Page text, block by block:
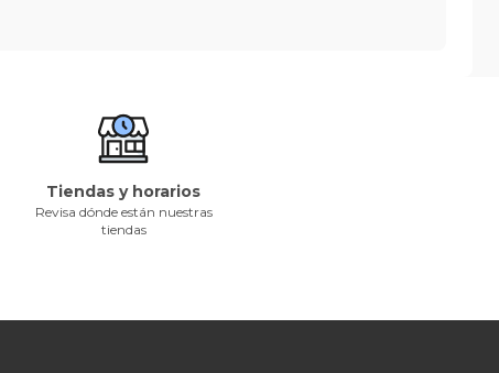
Tiendas y horarios
Revisa dónde están nuestras
tiendas